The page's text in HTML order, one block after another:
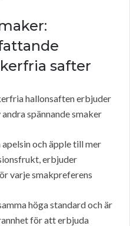
safter
hallonsaften erbjuder
spännande smaker
och äpple till mer
erbjuder
varje smakpreferens
höga standard och är
för att erbjuda